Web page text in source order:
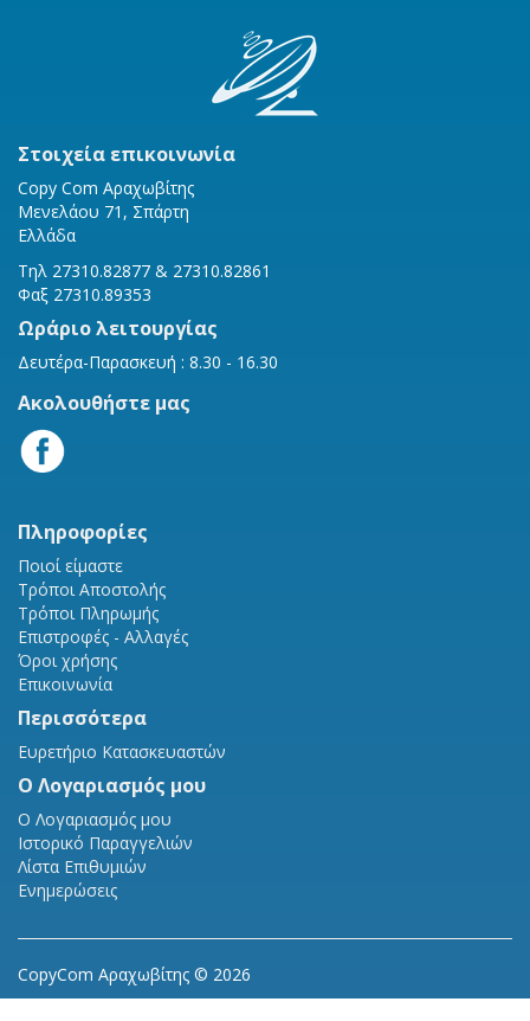
Στοιχεία επικοινωνία
Copy Com Αραχωβίτης
Μενελάου 71, Σπάρτη
Ελλάδα
Τηλ 27310.82877 & 27310.82861
Φαξ 27310.89353
Ωράριο λειτουργίας
Δευτέρα-Παρασκευή : 8.30 - 16.30
Ακολουθήστε μας
Πληροφορίες
Ποιοί είμαστε
Τρόποι Αποστολής
Τρόποι Πληρωμής
Επιστροφές - Αλλαγές
Όροι χρήσης
Επικοινωνία
Περισσότερα
Ευρετήριο Κατασκευαστών
Ο Λογαριασμός μου
Ο Λογαριασμός μου
Ιστορικό Παραγγελιών
Λίστα Επιθυμιών
Ενημερώσεις
CopyCom Αραχωβίτης © 2026